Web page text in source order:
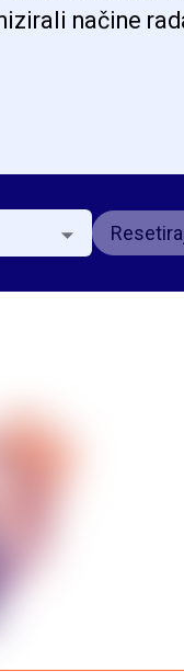
načine